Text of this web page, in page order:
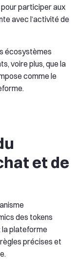
participer aux
avec l’activité de
écosystèmes
voire plus, que la
comme le
et de
des tokens
la plateforme
précises et